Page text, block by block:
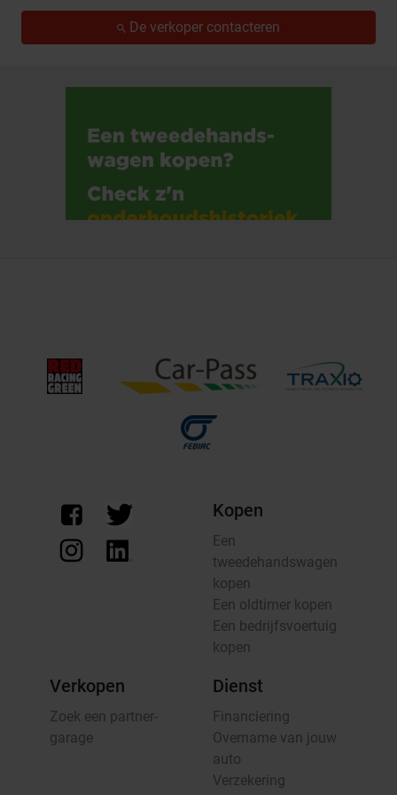
De verkoper contacteren
Kopen
Een
tweedehandswagen
kopen
Een oldtimer kopen
Een bedrijfsvoertuig
kopen
Verkopen
Zoek een partner-
garage
Dienst
Financiering
Overname van jouw
auto
Verzekering